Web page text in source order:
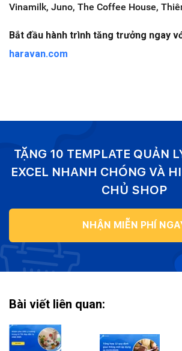
Vinamilk, Juno, The Coffee House,
Bắt đầu hành trình tăng trưởng ngay
haravan.com
TẶNG 10 TEMPLATE QUẢN
EXCEL NHANH CHÓNG VÀ
CHỦ SHOP
NHẬN MIỄN PHÍ
Bài viết liên quan: